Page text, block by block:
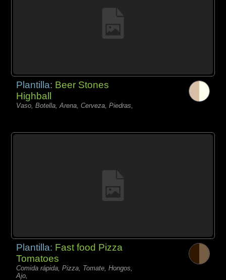
Plantilla: Beer Stones
Highball
Vaso, Botella, Arena, Cerveza, Piedras,
Plantilla: Fast food Pizza
Tomatoes
Comida rápida, Pizza, Tomate, Hongos,
Ajo,